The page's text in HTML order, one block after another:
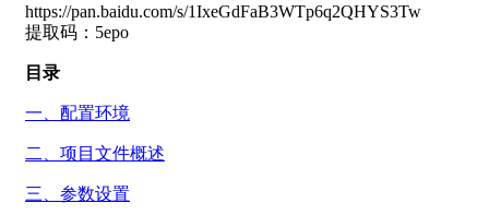
https://pan.baidu.com/s/1IxeGdFaB3WTp6q2QHYS3Tw
提取码：5epo
目录
一、配置环境
二、项目文件概述
三、参数设置